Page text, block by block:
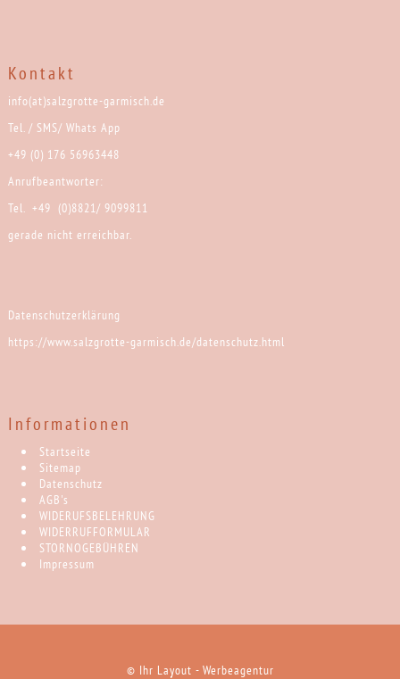
Kontakt
info(at)salzgrotte-garmisch.de
Tel. / SMS/ Whats App
+49 (0) 176 56963448
Anrufbeantworter:
Tel. +49 (0)8821/ 9099811
gerade nicht erreichbar.
Datenschutzerklärung
https://www.salzgrotte-garmisch.de/datenschutz.html
Informationen
Startseite
Sitemap
Datenschutz
AGB's
WIDERUFSBELEHRUNG
WIDERRUFFORMULAR
STORNOGEBÜHREN
Impressum
© Ihr Layout - Werbeagentur